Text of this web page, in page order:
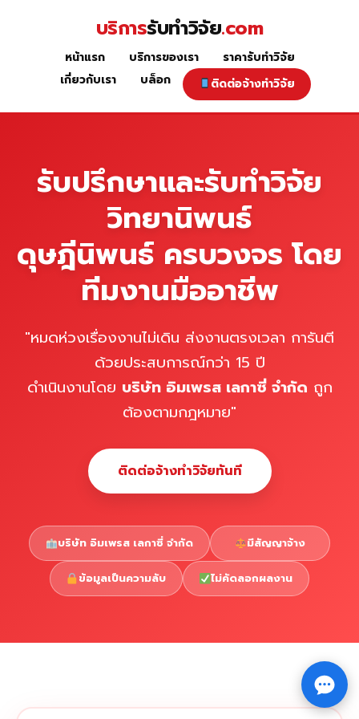
หน้าแรก
Copyright © 2026 รับทำวิจัย รับทำวิทยานิพนธ์ รับทำ⇧
บริการรับทำวิจัย.com
หน้าแรก บริการของเรา
ราคารับทำวิจัย
เกี่ยวกับเรา
บล็อก ติดต่อจ้างทำวิจัย
รับปรึกษาและรับทำวิจัย
วิทยานิพนธ์
ดุษฎีนิพนธ์ ครบวงจร โดย
ทีมงานมืออาชีพ
"หมดห่วงเรื่องงานไม่เดิน ส่งงานตรงเวลา การันตี
ด้วยประสบการณ์กว่า 15 ปี
ดำเนินงานโดย บริษัท อิมเพรส เลกาซี่ จำกัด ถูก
ต้องตามกฎหมาย"
ติดต่อจ้างทำวิจัยทันที
บริษัท อิมเพรส เลกาซี่ จำกัด มีสัญญาจ้าง
ข้อมูลเป็นความลับ ไม่คัดลอกผลงาน